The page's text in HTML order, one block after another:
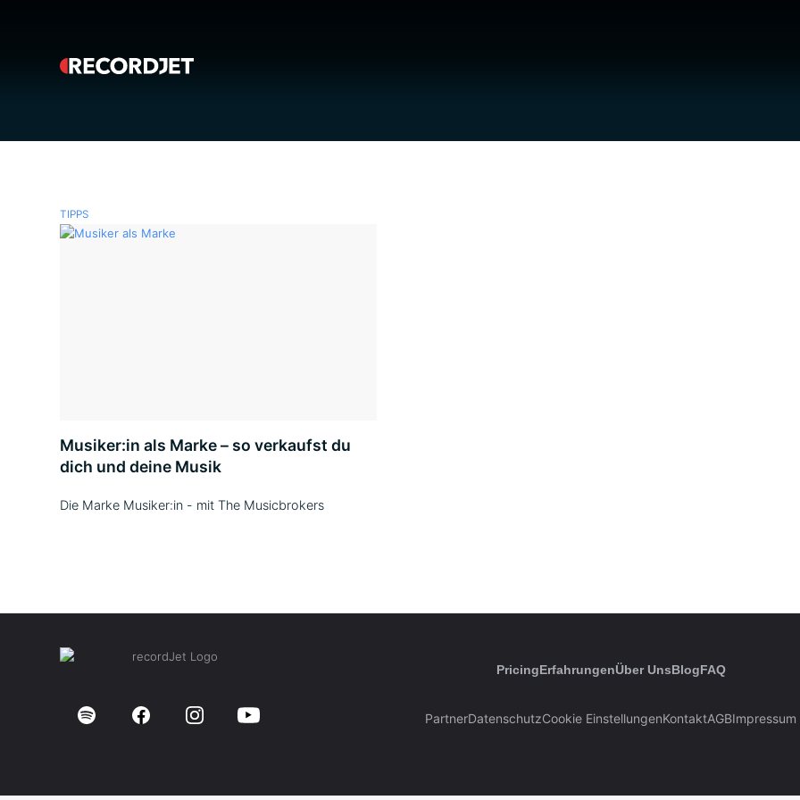
TIPPS
Musiker:in als Marke – so verkaufst du
dich und deine Musik
Die Marke Musiker:in - mit The Musicbrokers
PricingErfahrungenÜber UnsBlogFAQ
PartnerDatenschutzCookie EinstellungenKontaktAGBImpressum